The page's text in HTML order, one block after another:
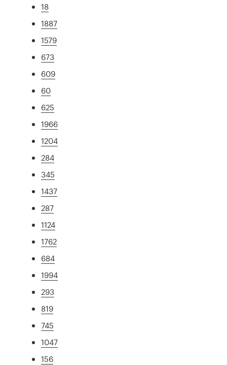
18
1887
1579
673
609
60
625
1966
1204
284
345
1437
287
1124
1762
684
1994
293
819
745
1047
156